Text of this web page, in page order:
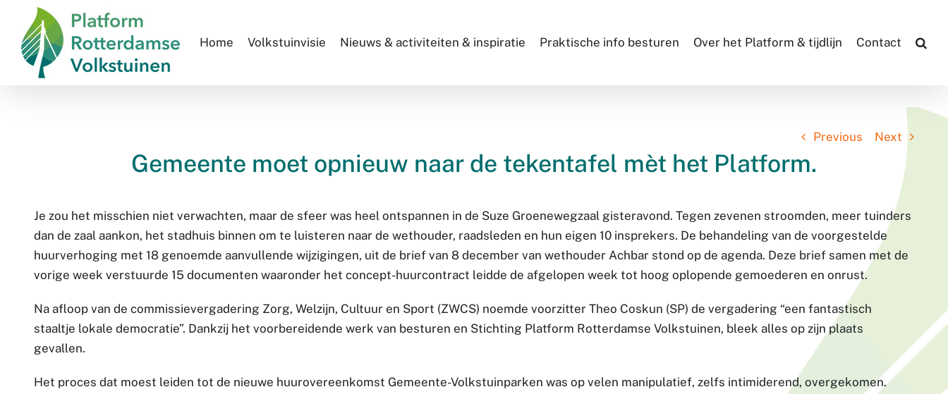
content
Home Volkstuinvisie Nieuws & activiteiten & inspiratie Praktische info besturen Over het Platform & tijdlijn Contact
Previous Next
Gemeente moet opnieuw naar de tekentafel mèt het Platform.
Je zou het misschien niet verwachten, maar de sfeer was heel ontspannen in de Suze Groenewegzaal gisteravond. Tegen zevenen stroomden, meer tuinders
dan de zaal aankon, het stadhuis binnen om te luisteren naar de wethouder, raadsleden en hun eigen 10 insprekers. De behandeling van de voorgestelde
huurverhoging met 18 genoemde aanvullende wijzigingen, uit de brief van 8 december van wethouder Achbar stond op de agenda. Deze brief samen met de
vorige week verstuurde 15 documenten waaronder het concept-huurcontract leidde de afgelopen week tot hoog oplopende gemoederen en onrust.
Na afloop van de commissievergadering Zorg, Welzijn, Cultuur en Sport (ZWCS) noemde voorzitter Theo Coskun (SP) de vergadering “een fantastisch
staaltje lokale democratie”. Dankzij het voorbereidende werk van besturen en Stichting Platform Rotterdamse Volkstuinen, bleek alles op zijn plaats
gevallen.
Het proces dat moest leiden tot de nieuwe huurovereenkomst Gemeente-Volkstuinparken was op velen manipulatief, zelfs intimiderend, overgekomen.